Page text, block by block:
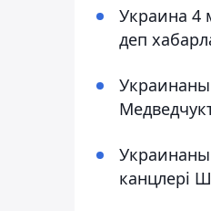
Украина 4
деп
канцлері